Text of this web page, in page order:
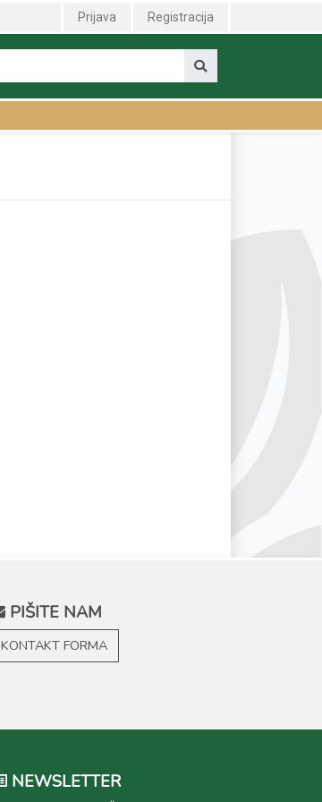
Prijava Registracija
PIŠITE NAM
KONTAKT FORMA
NEWSLETTER